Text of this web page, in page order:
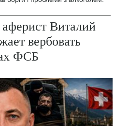
Виталий
вербовать
ФСБ